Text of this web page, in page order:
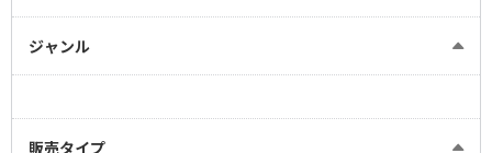
ジャンル
販売タイプ